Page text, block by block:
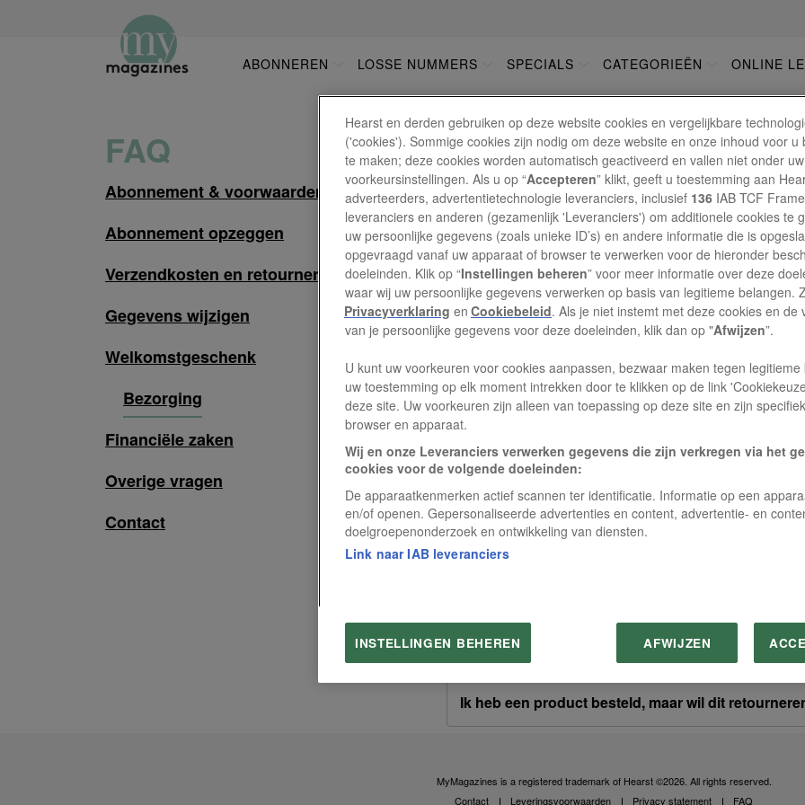
HOOFDNAVIGATIE
ABONNEREN LOSSE NUMMERS SPECIALS CATEGORIEËN ONLINE
FAQ
Abonnement & voorwaarden
Abonnement opzeggen
Verzendkosten en retourneren
Gegevens wijzigen
Welkomstgeschenk
Bezorging
Financiële zaken
Overige vragen
Contact
BEZORGING
Wat zijn de verzendkosten (Nederland en België)?
Wanneer ontvang ik het eerste nummer van mijn
Ik heb mijn magazine niet ontvangen. Wat moet ik
Ik heb mijn magazine te laat ontvangen. Wat moet
Ik heb mijn magazine beschadigd ontvangen. Wat
Ik heb mijn bestelling uit de webshop niet
Ik heb een product besteld, maar wil dit
MyMagazines is a registered trademark of Hearst ©2026. All rights reserved.
Contact Leveringsvoorwaarden Privacy statement FAQ
Hearst en derden gebruiken op deze website cookies en vergelijkbare
('cookies'). Sommige cookies zijn nodig om deze website en onze inhoud voor u
te maken; deze cookies worden automatisch geactiveerd en vallen niet onder uw
voorkeursinstellingen. Als u op “Accepteren” klikt, geeft u toestemming aan
adverteerders, advertentietechnologie leveranciers, inclusief 136 IAB TCF
leveranciers en anderen (gezamenlijk 'Leveranciers') om additionele cookies te
uw persoonlijke gegevens (zoals unieke ID’s) en andere informatie die is
opgevraagd vanaf uw apparaat of browser te verwerken voor de hieronder
doeleinden. Klik op “Instellingen beheren” voor meer informatie over deze
waar wij uw persoonlijke gegevens verwerken op basis van legitieme belangen.
Privacyverklaring enCookiebeleid. Als je niet instemt met deze cookies en de
van je persoonlijke gegevens voor deze doeleinden, klik dan op "Afwijzen”.
U kunt uw voorkeuren voor cookies aanpassen, bezwaar maken tegen
uw toestemming op elk moment intrekken door te klikken op de link
deze site. Uw voorkeuren zijn alleen van toepassing op deze site en zijn
browser en apparaat.
Wij en onze Leveranciers verwerken gegevens die zijn verkregen via het
cookies voor de volgende doeleinden:
De apparaatkenmerken actief scannen ter identificatie. Informatie op een
en/of openen. Gepersonaliseerde advertenties en content, advertentie- en
doelgroepenonderzoek en ontwikkeling van diensten.
Link naar IAB leveranciers
INSTELLINGEN BEHEREN AFWIJZEN